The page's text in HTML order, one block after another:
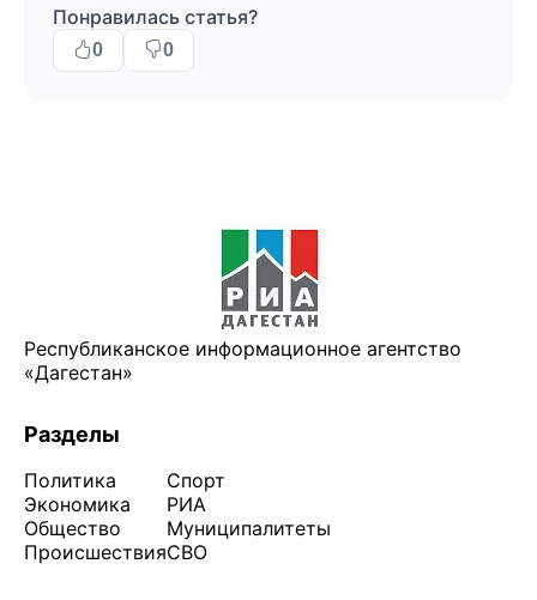
Понравилась статья?
0 0
Республиканское информационное агентство
«Дагестан»
Разделы
Политика
Экономика
Общество
Происшествия
Спорт
РИА
Муниципалитеты
СВО